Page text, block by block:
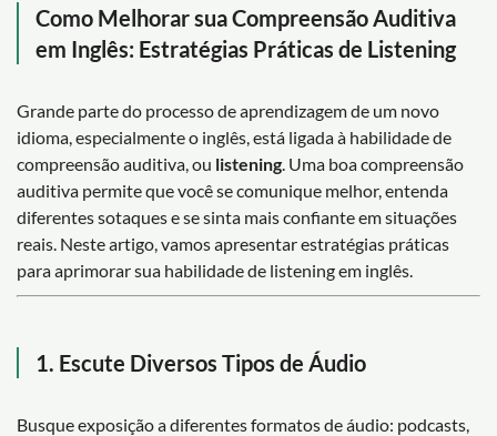
Como Melhorar sua Compreensão Auditiva
em Inglês: Estratégias Práticas de Listening
Grande parte do processo de aprendizagem de um novo
idioma, especialmente o inglês, está ligada à habilidade de
compreensão auditiva, ou listening . Uma boa compreensão
auditiva permite que você se comunique melhor, entenda
diferentes sotaques e se sinta mais confiante em situações
reais. Neste artigo, vamos apresentar estratégias práticas
para aprimorar sua habilidade de listening em inglês.
1. Escute Diversos Tipos de Áudio
Busque exposição a diferentes formatos de áudio: podcasts,